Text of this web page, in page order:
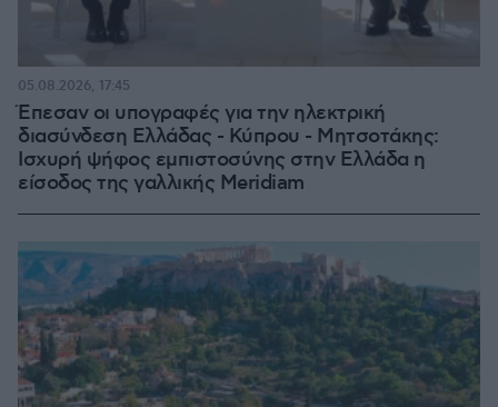
Έπεσαν οι υπογραφές για την ηλεκτρική
διασύνδεση Ελλάδας - Κύπρου - Μητσοτάκης:
Ισχυρή ψήφος εμπιστοσύνης στην Ελλάδα η
είσοδος της γαλλικής Meridiam
05.08.2026, 17:45